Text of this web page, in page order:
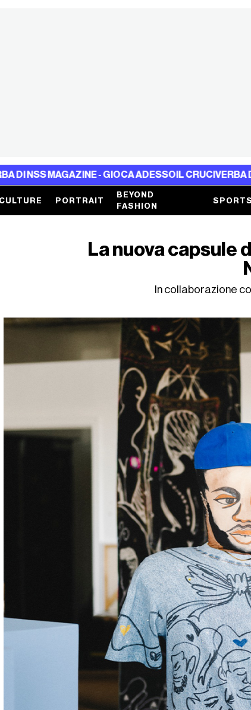
- GIOCA ADESSOIL CRUCIVERBA DI NSS
CULTURE PORTRAIT
BEYOND
FASHION
SPORTS
La nuova capsule
In collaborazione